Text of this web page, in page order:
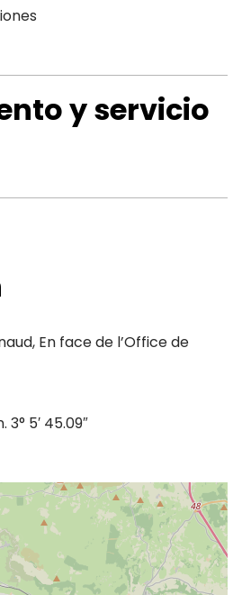
y servicio
En face de l’Office de
3° 5′ 45.09″